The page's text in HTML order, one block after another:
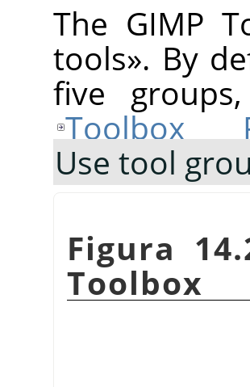
The GIMP
tools». By
five
Toolbox
Use tool
Figura
Toolbox